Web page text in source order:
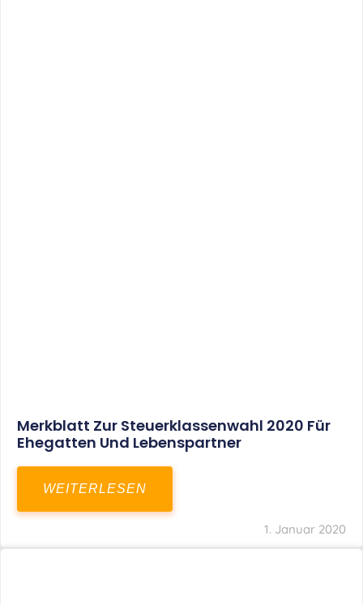
Merkblatt Zur Steuerklassenwahl 2020 Für
Ehegatten Und Lebenspartner
WEITERLESEN
1. Januar 2020